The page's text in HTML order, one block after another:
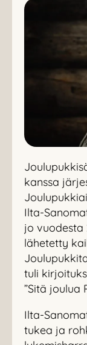
kanssa
Ilta-
jo vuodesta
lähetetty
tuli
”Sitä joulua
Ilta-
tukea ja